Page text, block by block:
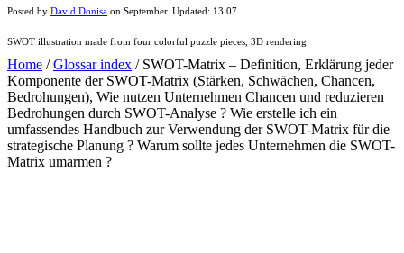
Posted by David Donisa on September. Updated: 13:07
SWOT illustration made from four colorful puzzle pieces, 3D rendering
Home /Glossar index / SWOT-Matrix – Definition, Erklärung jeder
Komponente der SWOT-Matrix (Stärken, Schwächen, Chancen,
Bedrohungen), Wie nutzen Unternehmen Chancen und reduzieren
Bedrohungen durch SWOT-Analyse ? Wie erstelle ich ein
umfassendes Handbuch zur Verwendung der SWOT-Matrix für die
strategische Planung ? Warum sollte jedes Unternehmen die SWOT-
Matrix umarmen ?